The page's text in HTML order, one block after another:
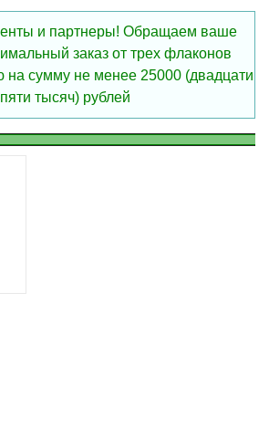
и партнеры! Обращаем ваше
заказ от трех флаконов
на сумму не менее 25000 (двадцати
пяти тысяч) рублей